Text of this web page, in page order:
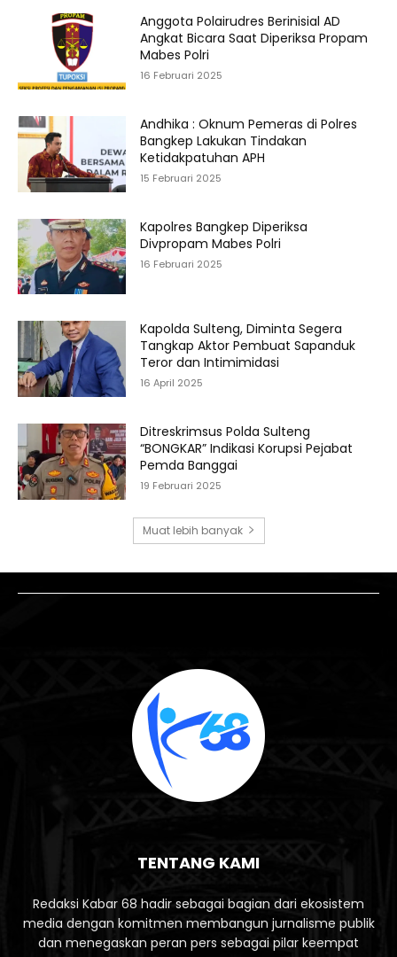
Anggota Polairudres Berinisial AD
Angkat Bicara Saat Diperiksa Propam
Mabes Polri
16 Februari 2025
Andhika : Oknum Pemeras di Polres
Bangkep Lakukan Tindakan
Ketidakpatuhan APH
15 Februari 2025
Kapolres Bangkep Diperiksa
Divpropam Mabes Polri
16 Februari 2025
Kapolda Sulteng, Diminta Segera
Tangkap Aktor Pembuat Sapanduk
Teror dan Intimimidasi
16 April 2025
Ditreskrimsus Polda Sulteng
“BONGKAR” Indikasi Korupsi Pejabat
Pemda Banggai
19 Februari 2025
Muat lebih banyak
TENTANG KAMI
Redaksi Kabar 68 hadir sebagai bagian dari ekosistem
media dengan komitmen membangun jurnalisme publik
dan menegaskan peran pers sebagai pilar keempat